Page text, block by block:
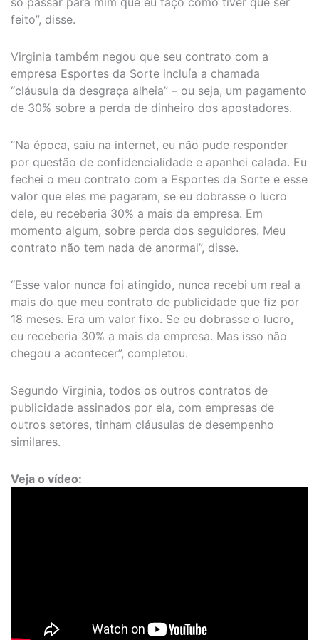
feito”, disse.
Virginia também negou que seu contrato com a
empresa Esportes da Sorte incluía a chamada
“cláusula da desgraça alheia” – ou seja, um pagamento
de 30% sobre a perda de dinheiro dos apostadores.
“Na época, saiu na internet, eu não pude responder
por questão de confidencialidade e apanhei calada. Eu
fechei o meu contrato com a Esportes da Sorte e esse
valor que eles me pagaram, se eu dobrasse o lucro
dele, eu receberia 30% a mais da empresa. Em
momento algum, sobre perda dos seguidores. Meu
contrato não tem nada de anormal”, disse.
“Esse valor nunca foi atingido, nunca recebi um real a
mais do que meu contrato de publicidade que fiz por
18 meses. Era um valor fixo. Se eu dobrasse o lucro,
eu receberia 30% a mais da empresa. Mas isso não
chegou a acontecer”, completou.
Segundo Virginia, todos os outros contratos de
publicidade assinados por ela, com empresas de
outros setores, tinham cláusulas de desempenho
similares.
Veja o vídeo: